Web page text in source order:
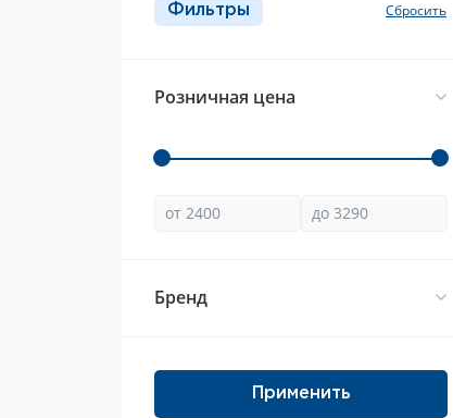
Фильтры
Розничная цена
Брeнд